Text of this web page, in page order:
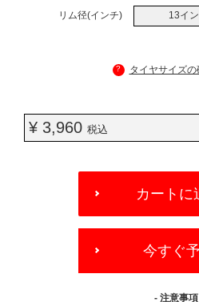
リム径(インチ) 13イ
? タイヤサイズ
¥ 3,960 税込
OPTIONS
カートに
今すぐ
- 注意事